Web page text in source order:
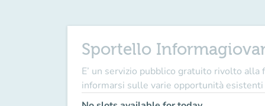
Sportello
E’ un servizio pubblico gratuito rivolto
informarsi sulle varie opportunità